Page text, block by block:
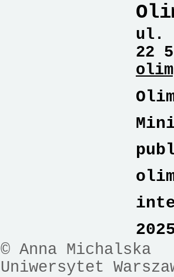
ul.
22
© Anna Michalska
Uniwersytet